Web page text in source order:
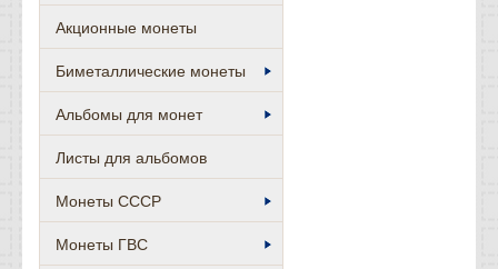
Акционные монеты
Биметаллические монеты
Альбомы для монет
Листы для альбомов
Монеты СССР
Монеты ГВС